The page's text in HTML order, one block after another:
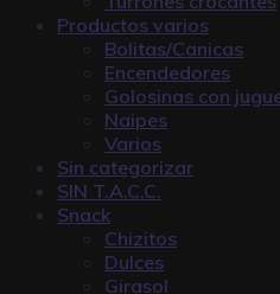
Productos varios
Bolitas/Canicas
Encendedores
Golosinas con
Naipes
Varios
Sin categorizar
SIN T.A.C.C.
Snack
Chizitos
Dulces
Girasol